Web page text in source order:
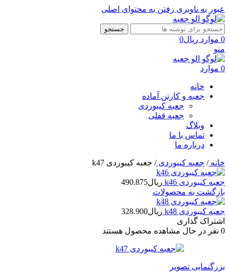
عبور به ناوبری رفتن به محتوای اصلی
جستجو
0 موارد ریال0
منو
0 موارد
خانه
جعبه و کارتن آماده
جعبه کیبوردی
جعبه قفلی
وبلاگ
تماس با ما
درباره ما
خانه/ جعبه کیبوردی/ جعبه کیبوردی k47
جعبه کیبوردی k46 ریال490.875
بازگشت به محصولات
جعبه کیبوردی k48 ریال328.900
اشتراک گذاری
0 نفر در حال مشاهده محصول هستند
بزرگنمایی تصویر